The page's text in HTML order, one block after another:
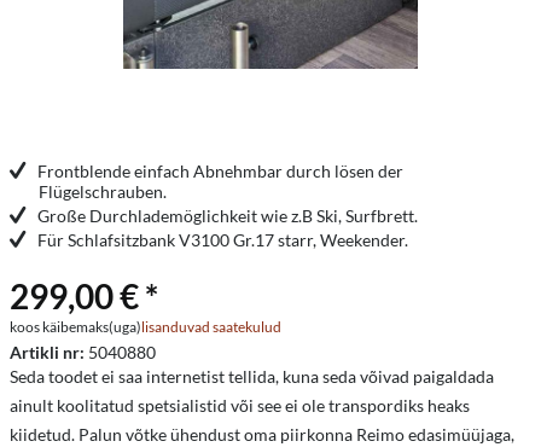
Frontblende einfach Abnehmbar durch lösen der
Flügelschrauben.
Große Durchlademöglichkeit wie z.B Ski, Surfbrett.
Für Schlafsitzbank V3100 Gr.17 starr, Weekender.
299,00 € *
koos käibemaks(uga)lisanduvad saatekulud
Artikli nr: 5040880
Seda toodet ei saa internetist tellida, kuna seda võivad paigaldada
ainult koolitatud spetsialistid või see ei ole transpordiks heaks
kiidetud. Palun võtke ühendust oma piirkonna Reimo edasimüüjaga,